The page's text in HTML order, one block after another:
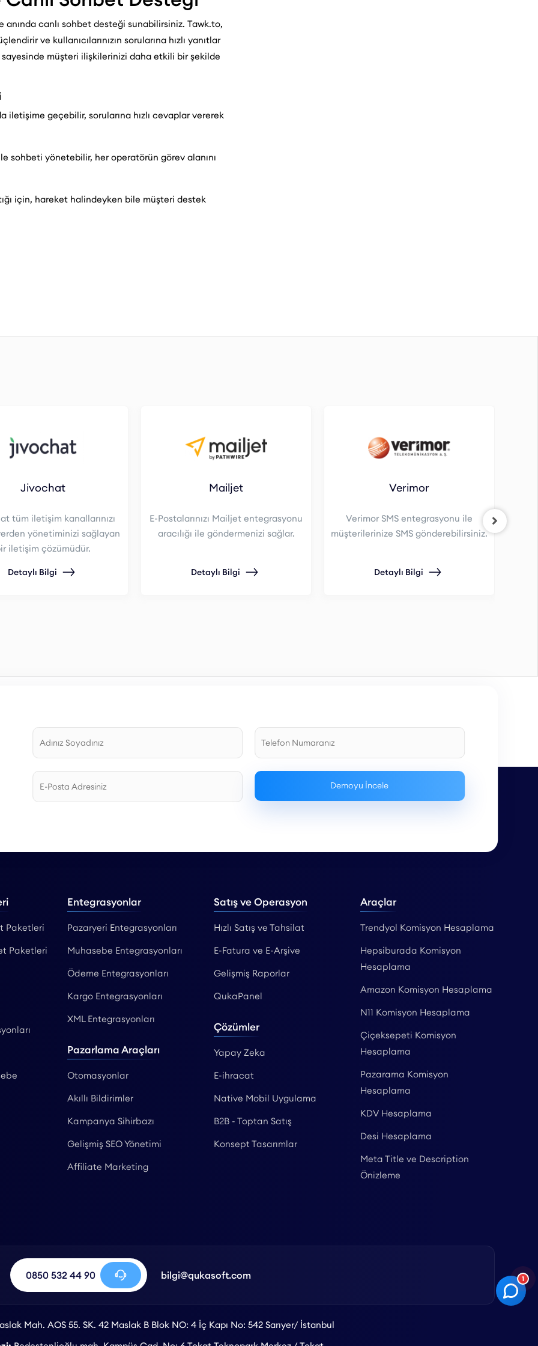
canlı sohbet desteği sunabilirsiniz. Tawk.to,
ve kullanıcılarınızın sorularına hızlı yanıtlar
müşteri ilişkilerinizi daha etkili bir şekilde
iletişime geçebilir, sorularına hızlı cevaplar vererek
sohbeti yönetebilir, her operatörün görev alanını
için, hareket halindeyken bile müşteri destek
edilebilir ve canlı sohbet penceresini birkaç dakikada
sunabilir, müşteri hizmetlerinizi 7/24 aktif
Jivochat
tüm iletişim kanallarınızı
yönetiminizi sağlayan
iletişim çözümüdür.
Detaylı Bilgi
Mailjet
E-Postalarınızı Mailjet entegrasyonu
aracılığı ile göndermenizi sağlar.
Detaylı Bilgi
Verimor
Verimor SMS entegrasyonu ile
müşterilerinize SMS gönderebilirsiniz.
Detaylı Bilgi
Paketleri
Paketleri
Entegrasyonlar
Pazaryeri Entegrasyonları
Muhasebe Entegrasyonları
Ödeme Entegrasyonları
Kargo Entegrasyonları
XML Entegrasyonları
Pazarlama Araçları
Otomasyonlar
Akıllı Bildirimler
Kampanya Sihirbazı
Gelişmiş SEO Yönetimi
Affiliate Marketing
Satış ve Operasyon
Hızlı Satış ve Tahsilat
E-Fatura ve E-Arşive
Gelişmiş Raporlar
QukaPanel
Çözümler
Yapay Zeka
E-ihracat
Native Mobil Uygulama
B2B - Toptan Satış
Konsept Tasarımlar
Araçlar
Trendyol Komisyon Hesaplama
Hepsiburada Komisyon
Hesaplama
Amazon Komisyon Hesaplama
N11 Komisyon Hesaplama
Çiçeksepeti Komisyon
Hesaplama
Pazarama Komisyon
Hesaplama
KDV Hesaplama
Desi Hesaplama
Meta Title ve Description
Önizleme
0850 532 44 90 bilgi@qukasoft.com
Mah. AOS 55. SK. 42 Maslak B Blok NO: 4 İç Kapı No: 542 Sarıyer/ İstanbul
1